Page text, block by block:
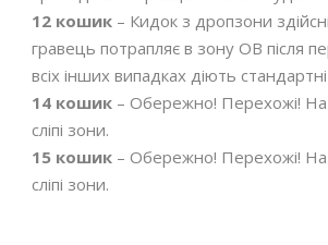
12 кошик – Кидок з дропзони
гравець потрапляє в зону OB після
всіх інших випадках діють
14 кошик – Обережно! Перехожі!
сліпі зони.
15 кошик – Обережно! Перехожі!
сліпі зони.